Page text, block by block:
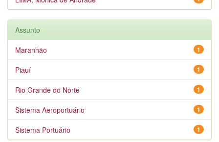
Assunto
1
Maranhão
1
Piauí
1
Rio Grande do Norte
1
Sistema Aeroportuário
1
Sistema Portuário